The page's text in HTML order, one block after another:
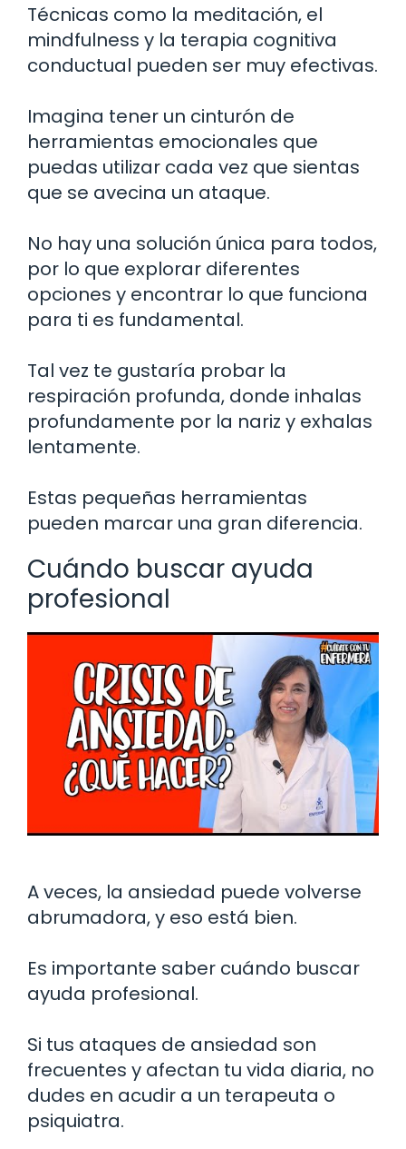
Técnicas como la meditación, el
mindfulness y la terapia cognitiva
conductual pueden ser muy efectivas.
Imagina tener un cinturón de
herramientas emocionales que
puedas utilizar cada vez que sientas
que se avecina un ataque.
No hay una solución única para todos,
por lo que explorar diferentes
opciones y encontrar lo que funciona
para ti es fundamental.
Tal vez te gustaría probar la
respiración profunda, donde inhalas
profundamente por la nariz y exhalas
lentamente.
Estas pequeñas herramientas
pueden marcar una gran diferencia.
Cuándo buscar ayuda
profesional
A veces, la ansiedad puede volverse
abrumadora, y eso está bien.
Es importante saber cuándo buscar
ayuda profesional.
Si tus ataques de ansiedad son
frecuentes y afectan tu vida diaria, no
dudes en acudir a un terapeuta o
psiquiatra.